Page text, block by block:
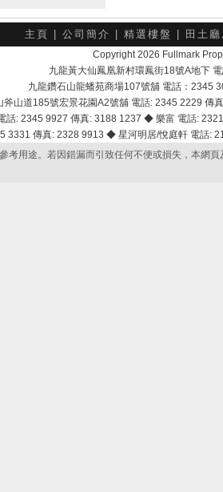
主頁 公司簡介 精選樓盤 田土
Copyright 2026 Fullmark
九龍黃大仙鳳凰新村環鳳街18號A地下
九龍鑽石山龍蟠苑商場107號舖 電話：2345
斧山道185號宏景花園A2號舖 電話: 2345 2229
話: 2345 9927 傳真: 3188 1237 ◆ 樂富 電話:
3331 傳真: 2328 9913 ◆ 星河明居/悅庭軒 電話
考用途。若因錯漏而引致任何不便或損失，本網